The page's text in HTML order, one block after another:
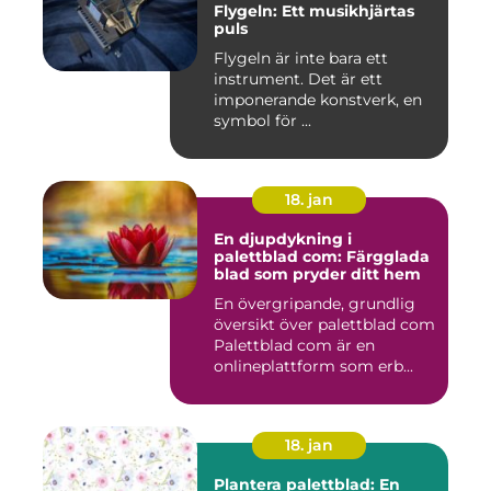
Flygeln: Ett musikhjärtas
puls
Flygeln är inte bara ett
instrument. Det är ett
imponerande konstverk, en
symbol för ...
18. jan
En djupdykning i
palettblad com: Färgglada
blad som pryder ditt hem
En övergripande, grundlig
översikt över palettblad com
Palettblad com är en
onlineplattform som erb...
18. jan
Plantera palettblad: En